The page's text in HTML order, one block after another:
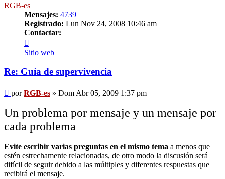
RGB-es
Mensajes: 4739
Registrado: Lun Nov 24, 2008 10:46 am
Contactar:
RGB-
es
Sitio web
Re: Guía de supervivencia
Mensaje
porRGB-es » Dom Abr 05, 2009 1:37 pm
Un problema por mensaje y un mensaje por
cada problema
Evite escribir varias preguntas en el mismo tema a menos que
estén estrechamente relacionadas, de otro modo la discusión será
difícil de seguir debido a las múltiples y diferentes respuestas que
recibirá el mensaje.